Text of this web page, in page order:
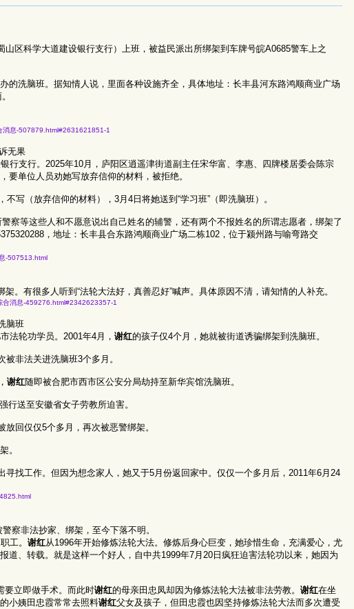
山区科学大道建设银行支行）上班，被益民派出所绑架到车牌号皖A0685警车上之
的洗脑班。据知情人说，里面各种设施齐全，具体地址：长丰县河东路鸿顺商业广场
消息-507879.html#2631621851-1
无果
行支行。2025年10月，庐阳区逍遥津街道副主任宋华富、李惠、四牌楼居委会陈宗
要单位人员劝她写放弃信仰的材料，被拒绝。
不写（放弃信仰的材料），3月4日将她送到“学习班”（即洗脑班）。
察等这些人和不愿意说出自己姓名的辅警，还有两个不报姓名的所谓志愿者，绑架了
，地址：长丰县合东路鸿顺商业广场二栋102，位于颍州路与喻弯路交
-507513.html
架。有很多人听到“法轮大法好，真善忍好”喊声。具体原因不清，请知情的人补充。
合消息-459276.html#2342623357-1
脑班
法轮功学员。2001年4月， 谢红的孩子仅4个月，她就被街道诱骗绑架到洗脑班。
非法关进洗脑班3个多月。
谢红随即被合肥市西市区公安分局劫持至新华宾馆洗脑班。
行送至安徽省女子劳教所迫害。
放回仅仅5个多月，再次被恶警绑架。
。
找工作。但因为想念家人，她又于5月份返回家中。仅仅一个多月后，2011年6月24
警察非法抄家、绑架，至今下落不明。
工。 谢红从1996年开始修炼法轮大法。修炼后身心巨变，她珍惜生命，充满爱心，尤
道、转载。就是这样一个好人，自中共1999年7月20日疯狂迫害法轮功以来，她因为
要立即做手术。而此时谢红的母亲田忠凤却因为修炼法轮大法被非法劳教。 谢红在坐
的小姨田忠霞常常去照料谢红父女及孩子，但田忠霞也因坚持修炼法轮大法而多次遭受